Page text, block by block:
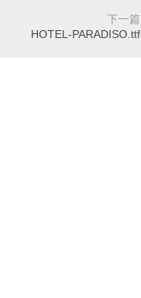
下一篇
HOTEL-PARADISO.ttf